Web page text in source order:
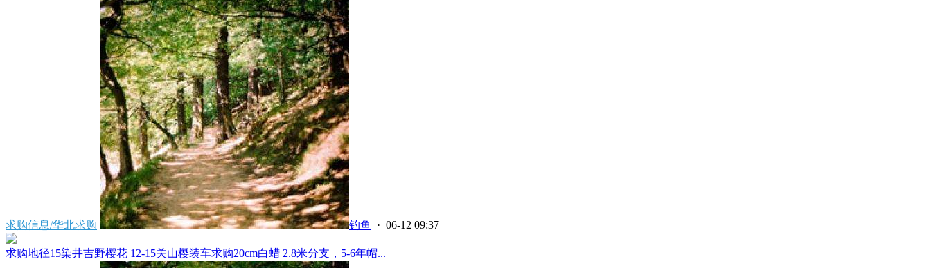
求购信息/华北求购 钓鱼 · 06-12 09:37
求购地径15染井吉野樱花 12-15关山樱装车求购20cm白蜡 2.8米分支，5-6年帽...